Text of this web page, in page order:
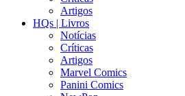
Artigos
HQs | Livros
Notícias
Críticas
Artigos
Marvel Comics
Panini Comics